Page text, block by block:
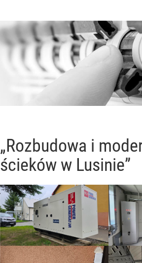
„Rozbudowa i
ścieków w Lusinie”